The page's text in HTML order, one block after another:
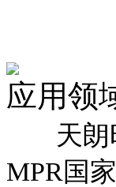
应用领
天朗时
MPR国